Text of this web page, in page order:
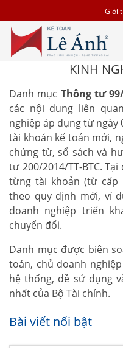
Giới
KINH
Danh mục Thông tư
các nội dung liên
nghiệp áp dụng từ ngày
tài khoản kế toán mới,
chứng từ, sổ sách và
tư 200/2014/TT-BTC.
từng tài khoản (từ cấp
theo quy định mới, ví
doanh nghiệp triển
chuyển đổi.
Danh mục được biên
toán, chủ doanh
hệ thống, dễ sử dụng
nhất của Bộ Tài chính.
Bài viết nổi bật